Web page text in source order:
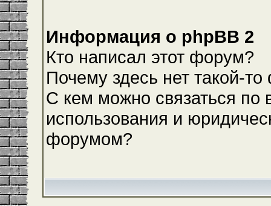
Информация о phpBB 2
Кто написал этот форум?
Почему здесь нет такой-
С кем можно связаться по
использования и
форумом?